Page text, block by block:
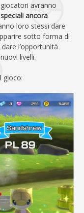
avranno
ancora
loro stessi dare
sotto forma di
l’opportunità
livelli.
gioco: